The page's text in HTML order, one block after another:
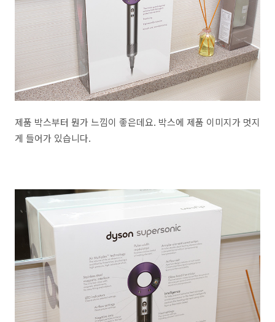
제품 박스부터 뭔가 느낌이 좋은데요. 박스에 제품 이미지가 멋지
게 들어가 있습니다.